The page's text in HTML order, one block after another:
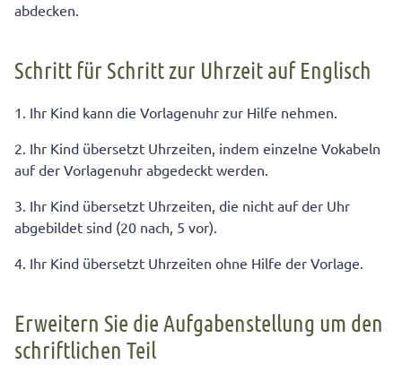
abdecken.
Schritt für Schritt zur Uhrzeit auf Englisch
1. Ihr Kind kann die Vorlagenuhr zur Hilfe nehmen.
2. Ihr Kind übersetzt Uhrzeiten, indem einzelne Vokabeln
auf der Vorlagenuhr abgedeckt werden.
3. Ihr Kind übersetzt Uhrzeiten, die nicht auf der Uhr
abgebildet sind (20 nach, 5 vor).
4. Ihr Kind übersetzt Uhrzeiten ohne Hilfe der Vorlage.
Erweitern Sie die Aufgabenstellung um den
schriftlichen Teil